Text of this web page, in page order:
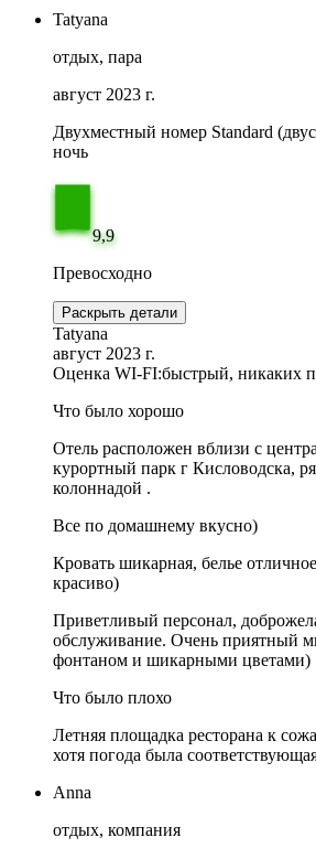
Tatyana
отдых, пара
август 2023 г.
Двухместный номер Standard
ночь
9,9
Превосходно
Раскрыть детали
Tatyana
август 2023 г.
Оценка WI-FI:быстрый, никаких
Что было хорошо
Отель расположен вблизи с
курортный парк г Кисловодска,
колоннадой .
Все по домашнему вкусно)
Кровать шикарная, белье
красиво)
Приветливый персонал,
обслуживание. Очень приятный
фонтаном и шикарными цветами)
Что было плохо
Летняя площадка ресторана к
хотя погода была
Anna
отдых, компания